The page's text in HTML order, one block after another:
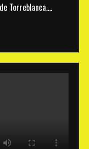
Torreblanca....